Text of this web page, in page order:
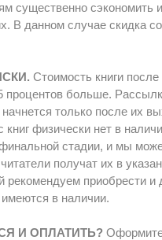
существенно сэкономить
В данном случае скидка
Стоимость книги
процентов больше.
только после их
книг физически нет в
стадии, и мы
получат их в
рекомендуем приобрести и
в наличии.
И ОПЛАТИТЬ?